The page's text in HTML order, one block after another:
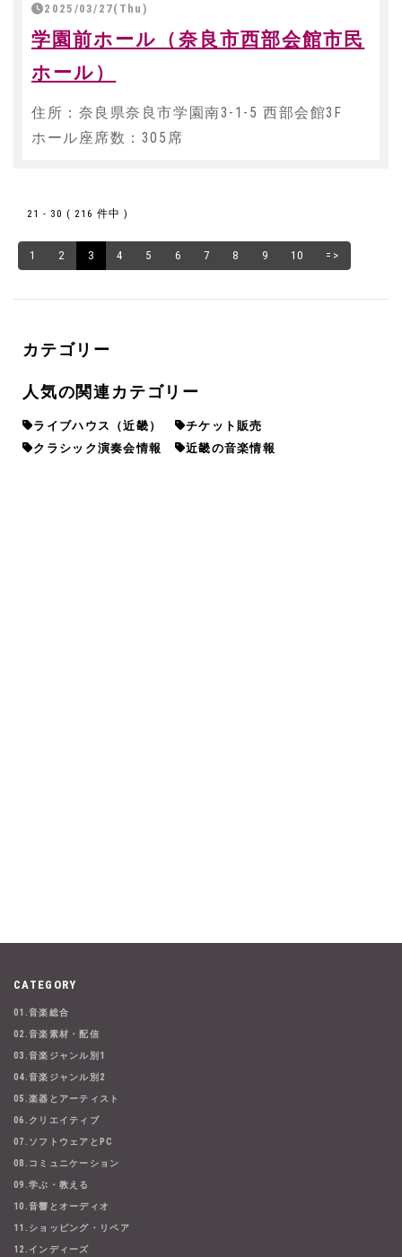
2025/03/27(Thu)
学園前ホール（奈良市西部会館市民
ホール）
住所：奈良県奈良市学園南3-1-5 西部会館3F
ホール座席数：305席
21 - 30 ( 216 件中 )
1 2 3 4 5 6 7 8 9 10 =>
カテゴリー
人気の関連カテゴリー
ライブハウス（近畿）
チケット販売
クラシック演奏会情報
近畿の音楽情報
CATEGORY
01.音楽総合
02.音楽素材・配信
03.音楽ジャンル別1
04.音楽ジャンル別2
05.楽器とアーティスト
06.クリエイティブ
07.ソフトウェアとPC
08.コミュニケーション
09.学ぶ・教える
10.音響とオーディオ
11.ショッピング・リペア
12.インディーズ